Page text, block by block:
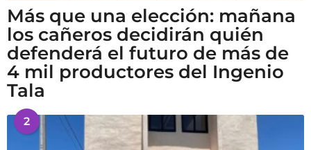
Más que una elección: mañana
los cañeros decidirán quién
defenderá el futuro de más de
4 mil productores del Ingenio
Tala
2